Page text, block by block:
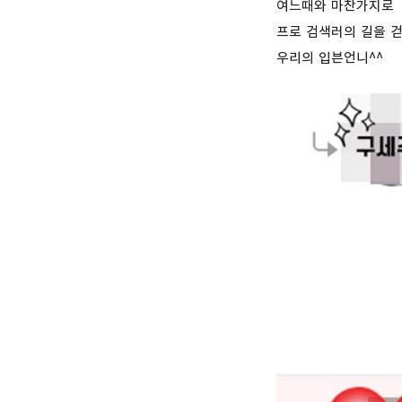
여느때와 마찬가지로
프로 검색러의 길을
우리의 입븐언니^^